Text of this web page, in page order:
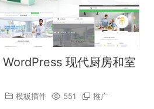
现代厨房和室
模板插件 551 推广